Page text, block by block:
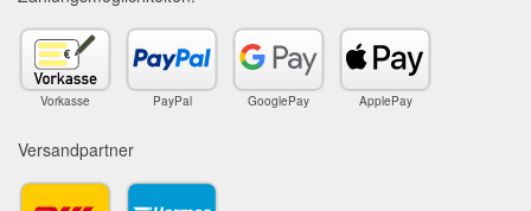
Vorkasse PayPal GooglePay ApplePay
Versandpartner